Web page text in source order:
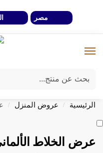
مصر
خصومات 40% لفترة محدوة وحتي نفاذ الكمية
الرئيسية / عروض المنزل /
عرض الخلاط